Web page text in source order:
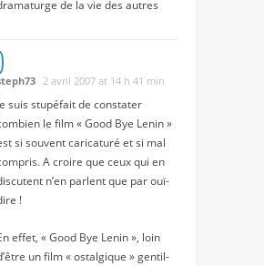
de la vie des autres
2 avril 2007 at 14 h 41 min
suis stupéfait de constater
le film « Good Bye Lenin »
si souvent caricaturé et si mal
A croire que ceux qui en
n’en parlent que par ouï-
!
effet, « Good Bye Lenin », loin
un film « ostalgique » gentil-